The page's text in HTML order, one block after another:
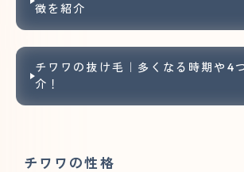
徴を紹介
チワワの抜け毛｜多くなる時期や4
介！
チワワの性格